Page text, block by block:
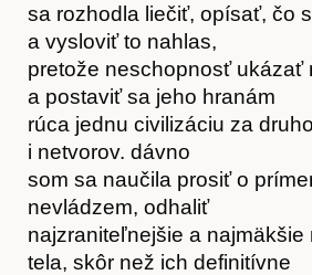
sa rozhodla liečiť, opísať, čo
a vysloviť to nahlas,
pretože neschopnosť ukázať
a postaviť sa jeho hranám
rúca jednu civilizáciu za
i netvorov. dávno
som sa naučila prosiť o
nevládzem, odhaliť
najzraniteľnejšie a najmäkšie
tela, skôr než ich definitívne